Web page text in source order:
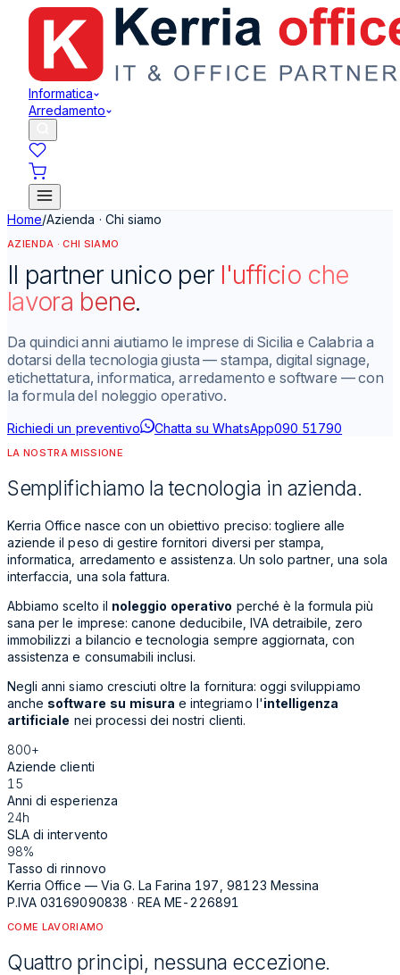
Informatica
Arredamento
Home/Azienda · Chi siamo
AZIENDA · CHI SIAMO
Il partner unico per l'ufficio che
lavora bene.
Da quindici anni aiutiamo le imprese di Sicilia e Calabria a
dotarsi della tecnologia giusta — stampa, digital signage,
etichettatura, informatica, arredamento e software — con
la formula del noleggio operativo.
Richiedi un preventivo Chatta su WhatsApp090 51790
LA NOSTRA MISSIONE
Semplifichiamo la tecnologia in azienda.
Kerria Office nasce con un obiettivo preciso: togliere alle
aziende il peso di gestire fornitori diversi per stampa,
informatica, arredamento e assistenza. Un solo partner, una sola
interfaccia, una sola fattura.
Abbiamo scelto il noleggio operativo perché è la formula più
sana per le imprese: canone deducibile, IVA detraibile, zero
immobilizzi a bilancio e tecnologia sempre aggiornata, con
assistenza e consumabili inclusi.
Negli anni siamo cresciuti oltre la fornitura: oggi sviluppiamo
anche software su misura e integriamo l'intelligenza
artificiale nei processi dei nostri clienti.
800+
Aziende clienti
15
Anni di esperienza
24h
SLA di intervento
98%
Tasso di rinnovo
Kerria Office — Via G. La Farina 197, 98123 Messina
P.IVA 03169090838 · REA ME-226891
COME LAVORIAMO
Quattro principi, nessuna eccezione.